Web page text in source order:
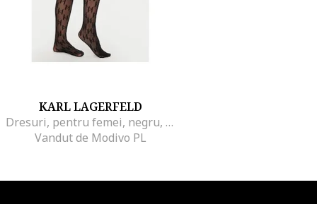
KARL LAGERFELD
Dresuri, pentru femei, negru, sintetic
Vandut de Modivo PL